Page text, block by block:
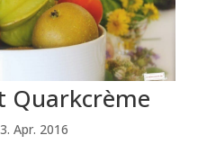
Quarkcrème
3. Apr. 2016